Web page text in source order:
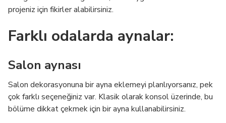
projeniz için fikirler alabilirsiniz.
Farklı odalarda aynalar:
Salon aynası
Salon dekorasyonuna bir ayna eklemeyi planlıyorsanız, pek
çok farklı seçeneğiniz var. Klasik olarak konsol üzerinde, bu
bölüme dikkat çekmek için bir ayna kullanabilirsiniz.